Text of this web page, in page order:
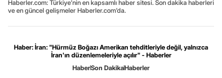
Haberler.com: Türkiye’nin en kapsamlı haber sitesi. Son dakika haberleri
ve en güncel gelişmeler Haberler.com’da.
Haber: İran: "Hürmüz Boğazı Amerikan tehditleriyle değil, yalnızca
İran'ın düzenlemeleriyle açılır" - Haberler
HaberSon DakikaHaberler